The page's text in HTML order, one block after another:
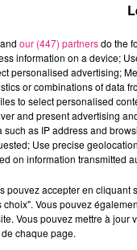
depuis la fin du
Liverdun
carrière àVilley-
car le lieu est en
pierre au niveau
pas de
Il doit être
our (447) partnersdo the
information on a device;
personalised advertising;
or combinations of data
to select personalised
and present advertising
such as IP address and
Use precise
on information transmitted
pouvez accepter en cliquant
choix". Vous pouvez
Vous pouvez mettre à jour
chaque page.